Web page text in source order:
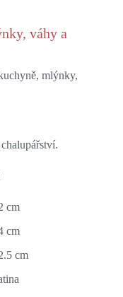
váhy a
mlýnky,
cm
cm
cm